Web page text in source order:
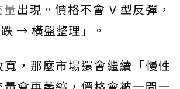
量出現。價格不會 V 型反彈，
→ 橫盤整理」。
，那麼市場還會繼續「慢性